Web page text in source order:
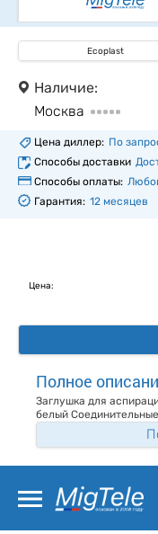
Ecoplast
Наличие:
Москва
Цена диллер: По
Способы доставки
Способы оплаты:
Гарантия: 12 месяцев
Цена:
Полное
Заглушка для
белый